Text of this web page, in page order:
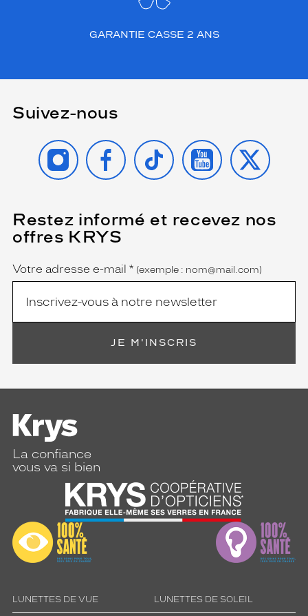
GARANTIE CASSE 2 ANS
Suivez-nous
INSTAGRAMFACEBOOK
TIKTOK YOUTUBE
X
Restez informé et recevez nos
offres KRYS
Name
Votre adresse e-mail *
(Ce
champ
est
obligatoire)
(exemple : nom@mail.com)
JE M'INSCRIS
La confiance
vous va si bien
LUNETTES DE VUE LUNETTES DE SOLEIL